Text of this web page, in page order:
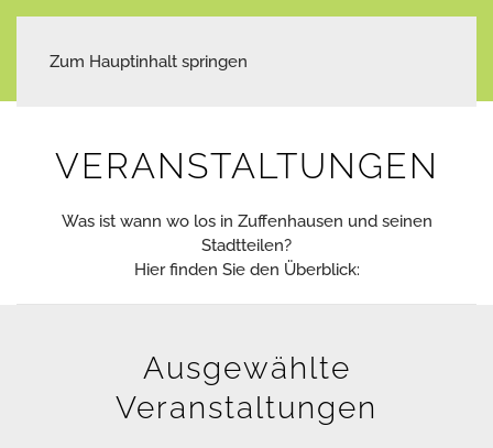
Zum Hauptinhalt springen
VERANSTALTUNGEN
Was ist wann wo los in Zuffenhausen und seinen
Stadtteilen?
Hier finden Sie den Überblick:
Ausgewählte
Veranstaltungen